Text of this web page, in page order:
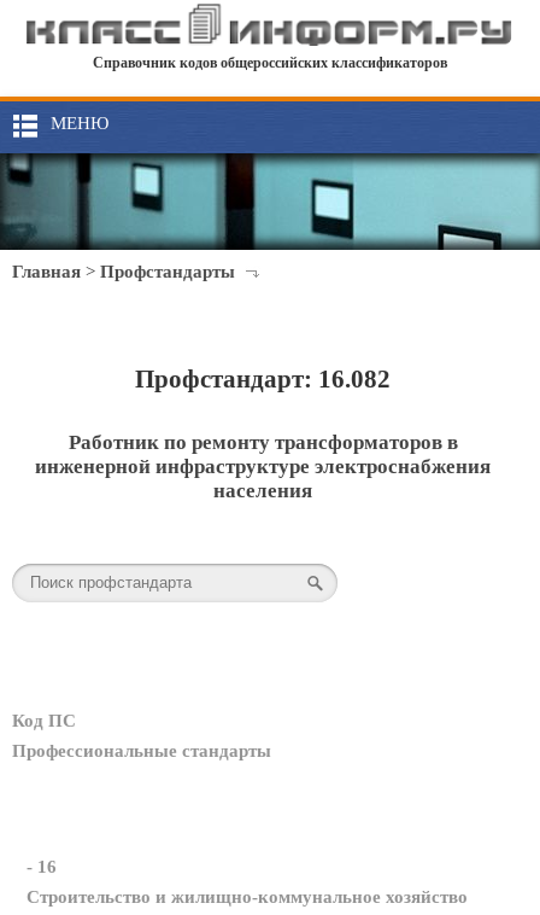
Справочник кодов общероссийских классификаторов
МЕНЮ
Главная > Профстандарты
Профстандарт: 16.082
Работник по ремонту трансформаторов в
инженерной инфраструктуре электроснабжения
населения
Код ПС
Профессиональные стандарты
- 16
Строительство и жилищно-коммунальное хозяйство